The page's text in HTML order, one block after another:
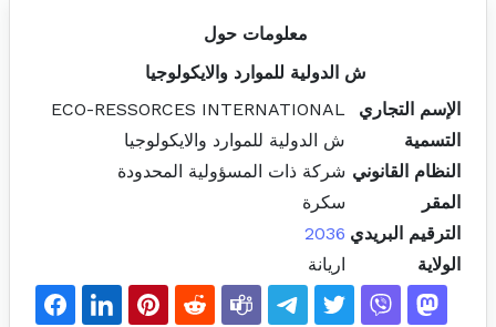
معلومات حول
ش الدولية للموارد والايكولوجيا
الإسم التجاري
ECO-RESSORCES INTERNATIONAL
التسمية
ش الدولية للموارد والايكولوجيا
النظام القانوني شركة ذات المسؤولية المحدودة
المقر
سكرة
الترقيم البريدي 2036
الولاية
اريانة